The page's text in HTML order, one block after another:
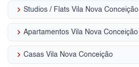
keyboard_arrow_right Studios / Flats Vila Nova Conceição
keyboard_arrow_right Apartamentos Vila Nova Conceição
keyboard_arrow_right Casas Vila Nova Conceição